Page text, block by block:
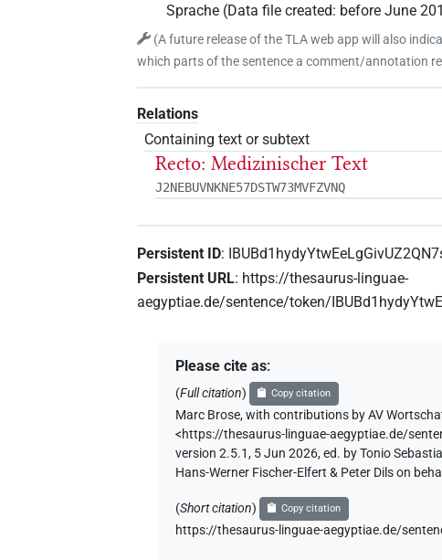
Sprache (Data file created: before June
(A future release of the TLA web app will also
which parts of the sentence a comment/annotation
Relations
Containing text or subtext
Recto: Medizinischer Text
J2NEBUVNKNE57DSTW73MVFZVNQ
Persistent ID:
Persistent URL: https://thesaurus-linguae-
aegyptiae.de/sentence/token/
Please cite as:
(Full citation) Copy citation
Marc Brose,with contributions by AV
<https://thesaurus-linguae-aegyptiae.de/
version 2.5.1, 5 Jun 2026, ed. by Tonio
Hans-Werner Fischer-Elfert & Peter Dils on
(Short citation) Copy citation
https://thesaurus-linguae-aegyptiae.de/